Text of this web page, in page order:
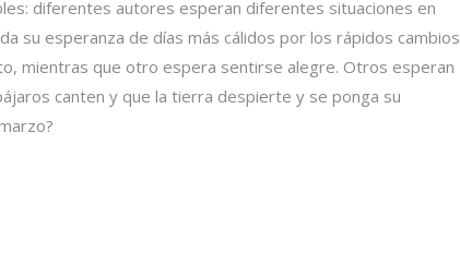
diferentes autores esperan diferentes situaciones en
su esperanza de días más cálidos por los rápidos cambios
mientras que otro espera sentirse alegre. Otros esperan
canten y que la tierra despierte y se ponga su